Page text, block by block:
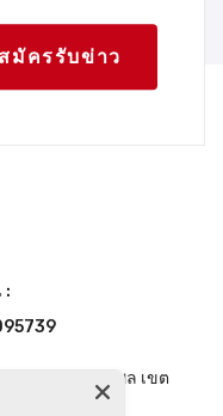
สมัครรับข่าว
:
ว 24 แขวงจอมพล เขต